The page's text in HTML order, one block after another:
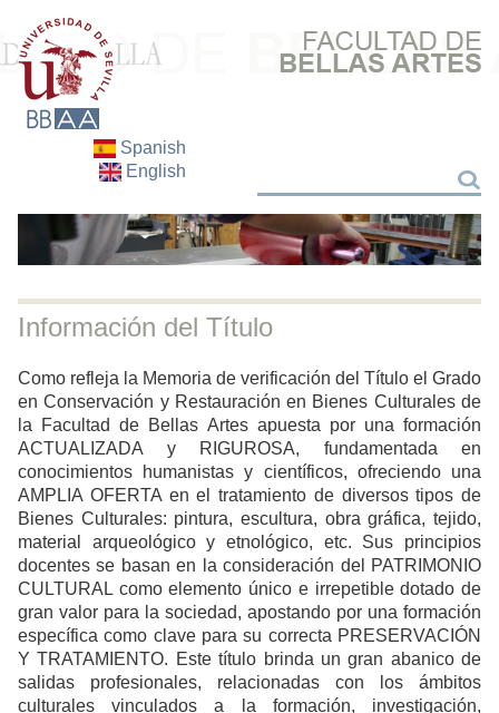
Spanish
English
Buscar
Información del Título
Como refleja la Memoria de verificación del Título el Grado
en Conservación y Restauración en Bienes Culturales de
la Facultad de Bellas Artes apuesta por una formación
ACTUALIZADA y RIGUROSA, fundamentada en
conocimientos humanistas y científicos, ofreciendo una
AMPLIA OFERTA en el tratamiento de diversos tipos de
Bienes Culturales: pintura, escultura, obra gráfica, tejido,
material arqueológico y etnológico, etc. Sus principios
docentes se basan en la consideración del PATRIMONIO
CULTURAL como elemento único e irrepetible dotado de
gran valor para la sociedad, apostando por una formación
específica como clave para su correcta PRESERVACIÓN
Y TRATAMIENTO. Este título brinda un gran abanico de
salidas profesionales, relacionadas con los ámbitos
culturales vinculados a la formación, investigación,